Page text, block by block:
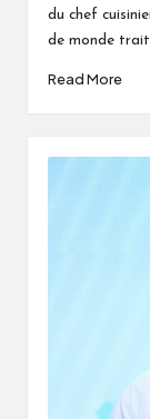
du chef
de monde
Read More